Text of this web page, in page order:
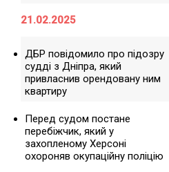
21.02.2025
ДБР повідомило про підозру
судді з Дніпра, який
привласнив орендовану ним
квартиру
Перед судом постане
перебіжчик, який у
захопленому Херсоні
охороняв окупаційну поліцію